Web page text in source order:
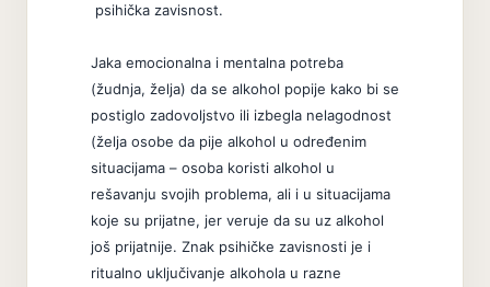
psihička zavisnost.
Jaka emocionalna i mentalna potreba
(žudnja, želja) da se alkohol popije kako bi se
postiglo zadovoljstvo ili izbegla nelagodnost
(želja osobe da pije alkohol u određenim
situacijama – osoba koristi alkohol u
rešavanju svojih problema, ali i u situacijama
koje su prijatne, jer veruje da su uz alkohol
još prijatnije. Znak psihičke zavisnosti je i
ritualno uključivanje alkohola u razne